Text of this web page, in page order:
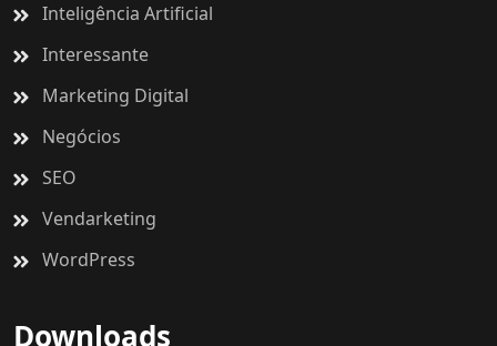
Inteligência Artificial
Interessante
Marketing Digital
Negócios
SEO
Vendarketing
WordPress
Downloads